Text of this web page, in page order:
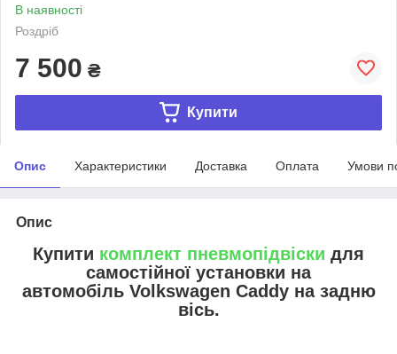
В наявності
Роздріб
7 500 ₴
Купити
Опис Характеристики Доставка Оплата Умови
Опис
Купити комплект пневмопідвіски для
самостійної установки на
автомобіль Volkswagen Caddy на задню
вісь.